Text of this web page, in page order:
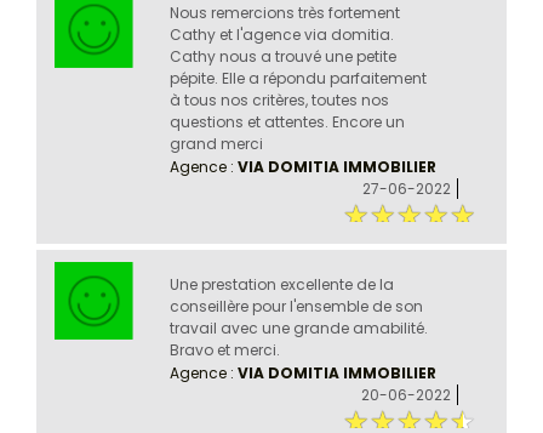
Nous remercions très fortement
Cathy et l'agence via domitia.
Cathy nous a trouvé une petite
pépite. Elle a répondu parfaitement
à tous nos critères, toutes nos
questions et attentes. Encore un
grand merci
Agence : VIA DOMITIA IMMOBILIER
27-06-2022
Une prestation excellente de la
conseillère pour l'ensemble de son
travail avec une grande amabilité.
Bravo et merci.
Agence : VIA DOMITIA IMMOBILIER
20-06-2022